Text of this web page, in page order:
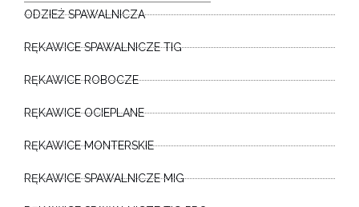
ODZIEŻ SPAWALNICZA
RĘKAWICE SPAWALNICZE TIG
RĘKAWICE ROBOCZE
RĘKAWICE OCIEPLANE
RĘKAWICE MONTERSKIE
RĘKAWICE SPAWALNICZE MIG